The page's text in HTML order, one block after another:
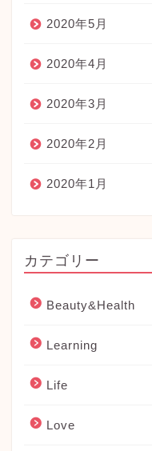
2020年5月
2020年4月
2020年3月
2020年2月
2020年1月
カテゴリー
Beauty&Health
Learning
Life
Love